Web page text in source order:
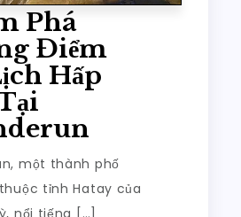
Phá
Điểm
Hấp
một thành phố
tỉnh Hatay của